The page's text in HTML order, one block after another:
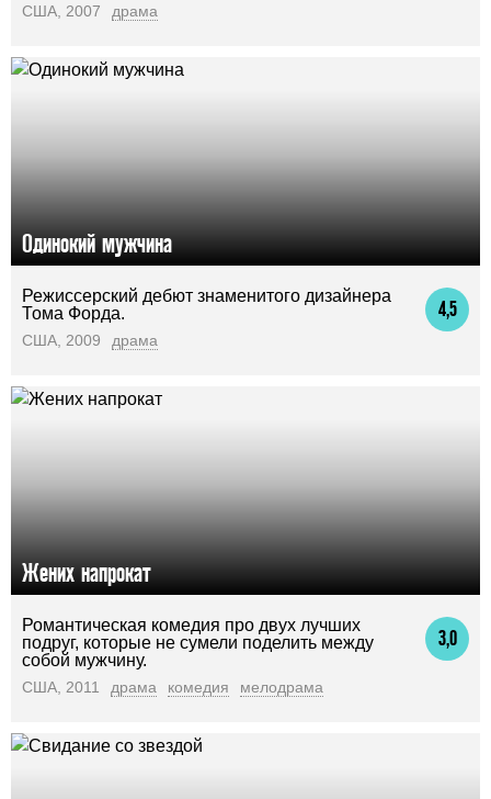
США, 2007 драма
Одинокий мужчина
4,5
Режиссерский дебют знаменитого дизайнера
Тома Форда.
США, 2009 драма
Жених напрокат
3,0
Романтическая комедия про двух лучших
подруг, которые не сумели поделить между
собой мужчину.
США, 2011 драма комедия мелодрама